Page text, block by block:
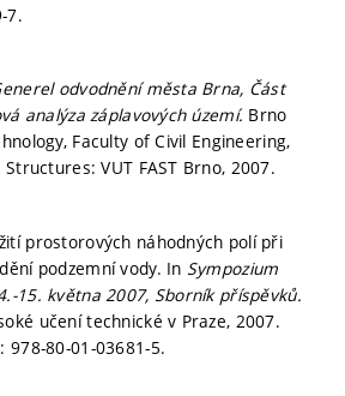
7.
odvodnění města Brna, Část
analýza záplavových území. Brno
Faculty of Civil Engineering,
VUT FAST Brno, 2007.
prostorových náhodných polí při
podzemní vody. In Sympozium
15. května 2007, Sborník příspěvků.
učení technické v Praze, 2007.
978-80-01-03681-5.